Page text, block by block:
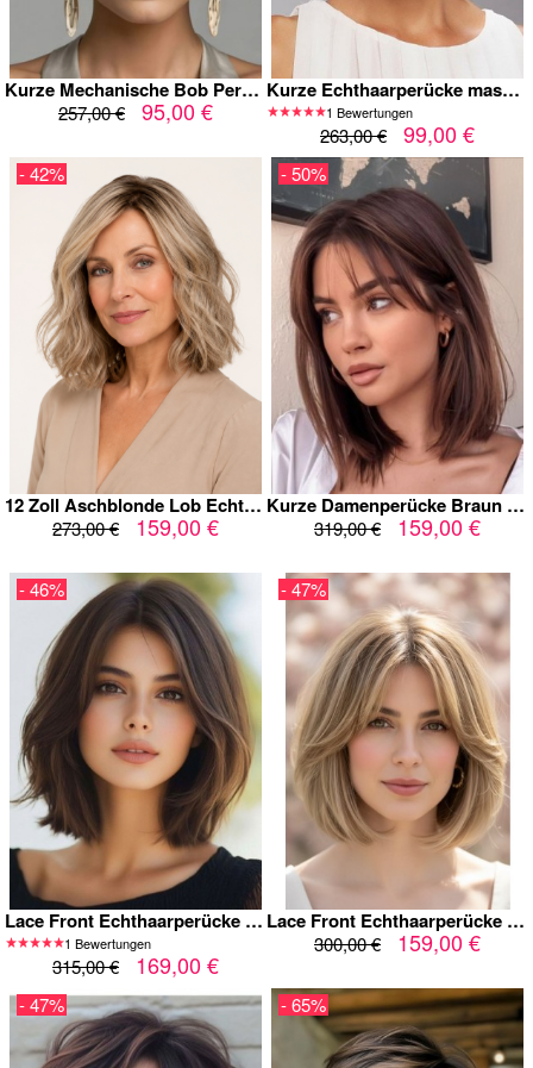
Kurze Mechanische Bob Perücke mit Strähnchen – Haar mit Pony für Damen
257,00 € 95,00 €
Kurze Echthaarperücke maschinell gefertigt – Kupferbraun & Natürlich
1 Bewertungen
263,00 € 99,00 €
12 Zoll Aschblonde Lob Echthaarperücke für Damen mit Lace Front und dunklem Ansatz
273,00 € 159,00 €
- 42%
Kurze Damenperücke Braun mit Pony – Glatte Bob Perücke mit natürlichem Look
319,00 € 159,00 €
- 50%
Lace Front Echthaarperücke in Dunkelbraun – Kurze Bob Damenperücke m
1 Bewertungen
315,00 € 169,00 €
- 46%
Lace Front Echthaarperücke Long Bob mit Curtain Bangs – Blonde Damenperücke aus 100% Echthaar Natürlich & Glatt
300,00 € 159,00 €
- 47%
- 47% - 65%